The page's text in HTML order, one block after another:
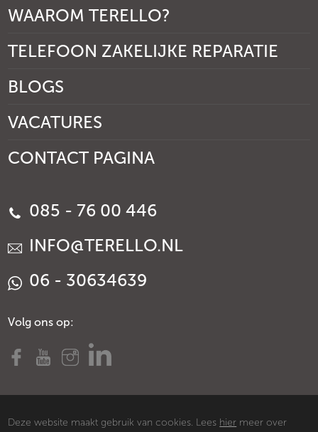
WAAROM TERELLO?
TELEFOON ZAKELIJKE REPARATIE
BLOGS
VACATURES
CONTACT PAGINA
085 - 76 00 446
INFO@TERELLO.NL
06 - 30634639
Volg ons op:
Deze website maakt gebruik van cookies. Lees hier meer over